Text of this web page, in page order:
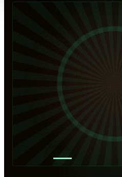
—